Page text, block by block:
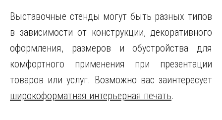
Выставочные стенды могут быть разных типов
в зависимости от конструкции, декоративного
оформления, размеров и обустройства для
комфортного применения при презентации
товаров или услуг. Возможно вас заинтересует
широкоформатная интерьерная печать.